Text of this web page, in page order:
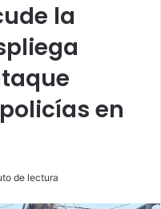
la
en
de lectura